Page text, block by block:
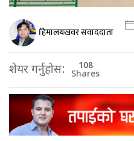
हिमालयखवर संवाददाता
शेयर गर्नुहोस: 108
Shares